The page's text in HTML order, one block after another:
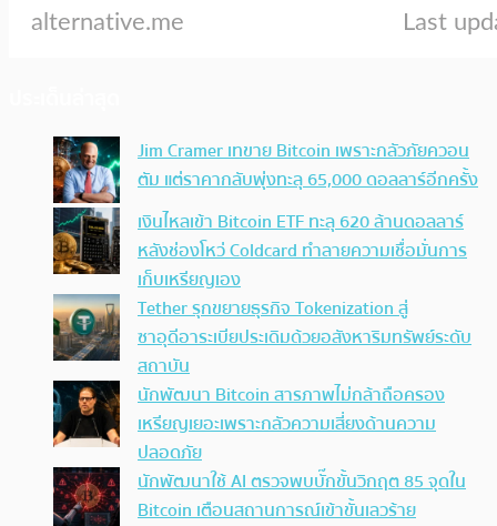
Jim Cramer เทขาย Bitcoin เพราะกลัวภัยควอน
ตัม แต่ราคากลับพุ่งทะลุ 65,000 ดอลลาร์อีกครั้ง
เงินไหลเข้า Bitcoin ETF ทะลุ 620 ล้านดอลลาร์
หลังช่องโหว่ Coldcard ทำลายความเชื่อมั่นการ
เก็บเหรียญเอง
Tether รุกขยายธุรกิจ Tokenization สู่
ซาอุดีอาระเบียประเดิมด้วยอสังหาริมทรัพย์ระดับ
สถาบัน
นักพัฒนา Bitcoin สารภาพไม่กล้าถือครอง
เหรียญเยอะเพราะกลัวความเสี่ยงด้านความ
ปลอดภัย
นักพัฒนาใช้ AI ตรวจพบบั๊กขั้นวิกฤต 85 จุดใน
Bitcoin เตือนสถานการณ์เข้าขั้นเลวร้าย